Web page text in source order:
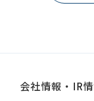
会社情報・IR